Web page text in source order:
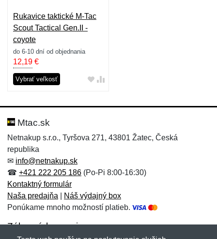
Rukavice taktické M-Tac
Scout Tactical Gen.II -
coyote
do 6-10 dní od objednania
12,19 €
Vybrať veľkosť
Mtac.sk
Netnakup s.r.o., Tyršova 271, 43801 Žatec, Česká
republika
✉ info@netnakup.sk
☎ +421 222 205 186 (Po-Pi 8:00-16:30)
Kontaktný formulár
Naša predajňa
Náš výdajný box
Ponúkame mnoho možností platieb.
Zákaznícky servis